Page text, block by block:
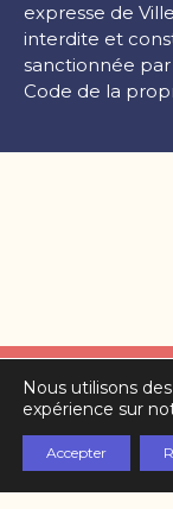
expresse de
interdite et
sanctionnée par
Code de la
Nous utilisons
expérience sur
Accepter